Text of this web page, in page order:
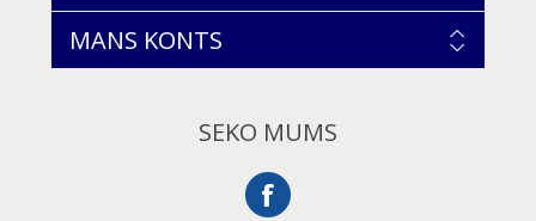
MANS KONTS
SEKO MUMS